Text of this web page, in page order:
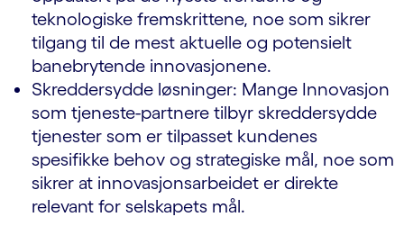
teknologiske fremskrittene, noe som sikrer
tilgang til de mest aktuelle og potensielt
banebrytende innovasjonene.
Skreddersydde løsninger: Mange Innovasjon
som tjeneste-partnere tilbyr skreddersydde
tjenester som er tilpasset kundenes
spesifikke behov og strategiske mål, noe som
sikrer at innovasjonsarbeidet er direkte
relevant for selskapets mål.